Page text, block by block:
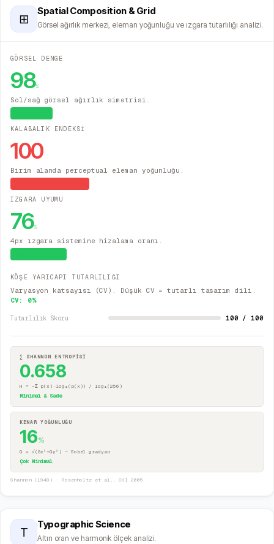
⊞
Spatial Composition & Grid
Görsel ağırlık merkezi, eleman yoğunluğu ve ızgara tutarlılığı analizi.
GÖRSEL DENGE
98%
Sol/sağ görsel ağırlık simetrisi.
KALABALIK ENDEKSİ
100
Birim alanda perceptual eleman yoğunluğu.
IZGARA UYUMU
76%
4px ızgara sistemine hizalama oranı.
KÖŞE YARICAPI TUTARLILIĞI
Varyasyon katsayısı (CV). Düşük CV = tutarlı tasarım dili.
CV: 0%
Tutarlılık Skoru 100 / 100
∑ SHANNON ENTROPİSİ
0.658
H = −Σ p(x)·log₂(p(x)) / log₂(256)
Minimal & Sade
KENAR YOĞUNLUĞU
16%
G = √(Gx²+Gy²) — Sobel gradyan
Çok Minimal
Shannon (1948) · Rosenholtz et al., CHI 2005
T
Typographic Science
Altın oran ve harmonik ölçek analizi.